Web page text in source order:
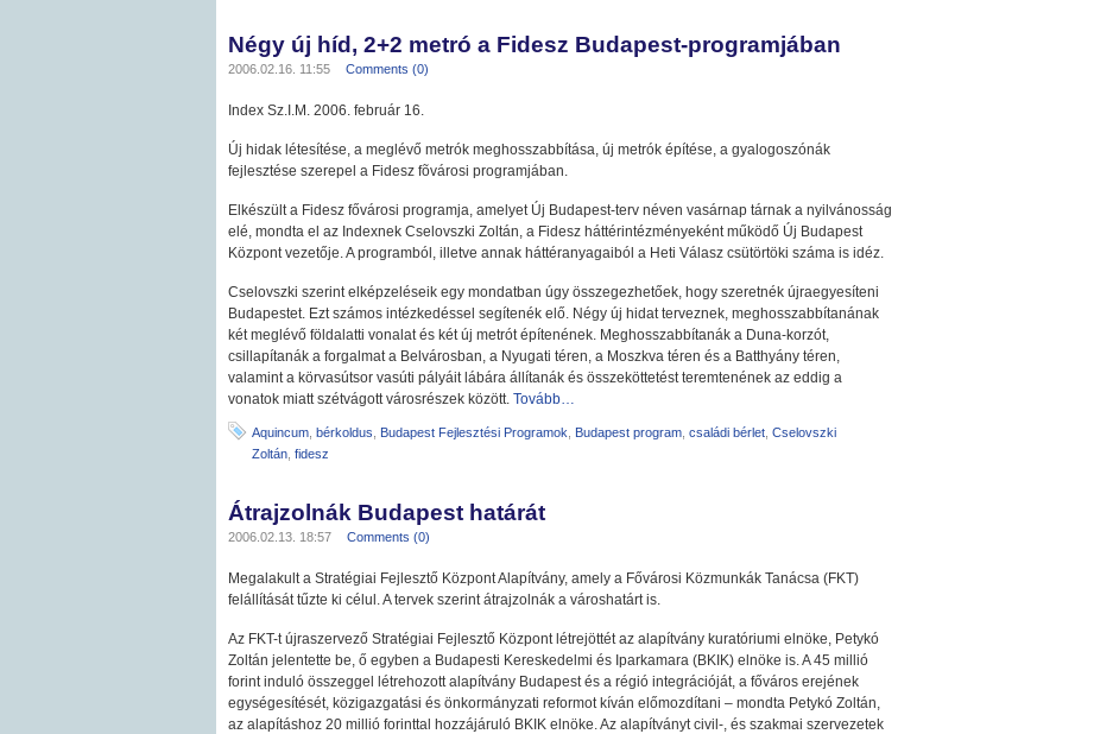
Négy új híd, 2+2 metró a Fidesz Budapest-programjában
2006.02.16. 11:55 Comments (0)
Index Sz.I.M. 2006. február 16.
Új hidak létesítése, a meglévő metrók meghosszabbítása, új metrók építése, a gyalogoszónák
fejlesztése szerepel a Fidesz fõvárosi programjában.
Elkészült a Fidesz fővárosi programja, amelyet Új Budapest-terv néven vasárnap tárnak a nyilvánosság
elé, mondta el az Indexnek Cselovszki Zoltán, a Fidesz háttérintézményeként működő Új Budapest
Központ vezetője. A programból, illetve annak háttéranyagaiból a Heti Válasz csütörtöki száma is idéz.
Cselovszki szerint elképzeléseik egy mondatban úgy összegezhetőek, hogy szeretnék újraegyesíteni
Budapestet. Ezt számos intézkedéssel segítenék elő. Négy új hidat terveznek, meghosszabbítanának
két meglévő földalatti vonalat és két új metrót építenének. Meghosszabbítanák a Duna-korzót,
csillapítanák a forgalmat a Belvárosban, a Nyugati téren, a Moszkva téren és a Batthyány téren,
valamint a körvasútsor vasúti pályáit lábára állítanák és összeköttetést teremtenének az eddig a
vonatok miatt szétvágott városrészek között. Tovább…
Aquincum bérkoldus Budapest Fejlesztési Programok Budapest program családi bérlet Cselovszki
Zoltán fidesz
Átrajzolnák Budapest határát
2006.02.13. 18:57 Comments (0)
Megalakult a Stratégiai Fejlesztő Központ Alapítvány, amely a Fővárosi Közmunkák Tanácsa (FKT)
felállítását tűzte ki célul. A tervek szerint átrajzolnák a városhatárt is.
Az FKT-t újraszervező Stratégiai Fejlesztő Központ létrejöttét az alapítvány kuratóriumi elnöke, Petykó
Zoltán jelentette be, ő egyben a Budapesti Kereskedelmi és Iparkamara (BKIK) elnöke is. A 45 millió
forint induló összeggel létrehozott alapítvány Budapest és a régió integrációját, a főváros erejének
egységesítését, közigazgatási és önkormányzati reformot kíván előmozdítani – mondta Petykó Zoltán,
az alapításhoz 20 millió forinttal hozzájáruló BKIK elnöke. Az alapítványt civil-, és szakmai szervezetek